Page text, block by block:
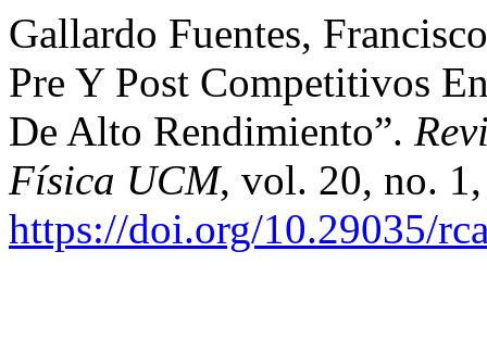
Gallardo Fuentes,
Pre Y Post Competitivos
De Alto Rendimiento”.
Física UCM, vol. 20, no.
https://doi.org/10.29035/